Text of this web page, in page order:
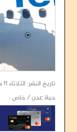
تاريخ النشر: الثلاثاء 11 مارس 2025 - الساعة 19:37:31
حياة عدن / خاص :